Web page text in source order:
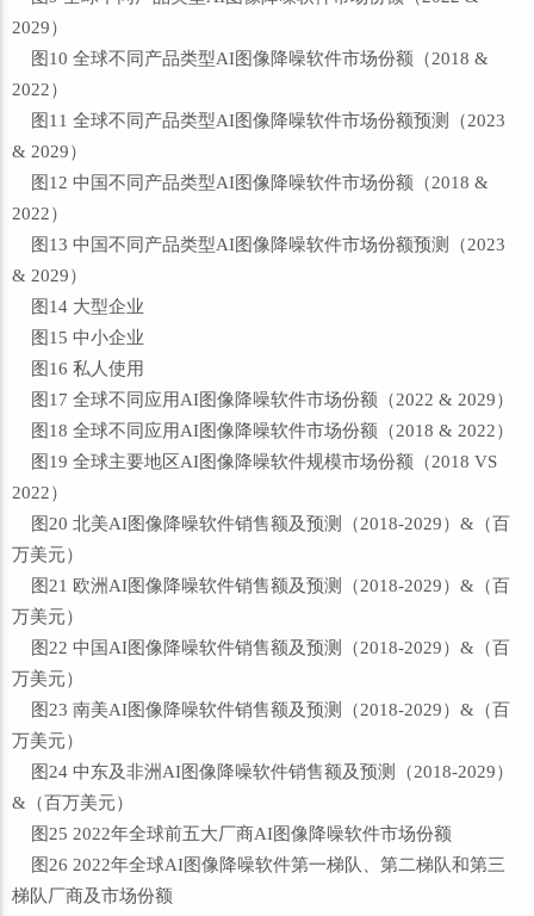
2029）
图10 全球不同产品类型AI图像降噪软件市场份额（2018 &
2022）
图11 全球不同产品类型AI图像降噪软件市场份额预测（2023
& 2029）
图12 中国不同产品类型AI图像降噪软件市场份额（2018 &
2022）
图13 中国不同产品类型AI图像降噪软件市场份额预测（2023
& 2029）
图14 大型企业
图15 中小企业
图16 私人使用
图17 全球不同应用AI图像降噪软件市场份额（2022 & 2029）
图18 全球不同应用AI图像降噪软件市场份额（2018 & 2022）
图19 全球主要地区AI图像降噪软件规模市场份额（2018 VS
2022）
图20 北美AI图像降噪软件销售额及预测（2018-2029）&（百
万美元）
图21 欧洲AI图像降噪软件销售额及预测（2018-2029）&（百
万美元）
图22 中国AI图像降噪软件销售额及预测（2018-2029）&（百
万美元）
图23 南美AI图像降噪软件销售额及预测（2018-2029）&（百
万美元）
图24 中东及非洲AI图像降噪软件销售额及预测（2018-2029）
&（百万美元）
图25 2022年全球前五大厂商AI图像降噪软件市场份额
图26 2022年全球AI图像降噪软件第一梯队、第二梯队和第三
梯队厂商及市场份额